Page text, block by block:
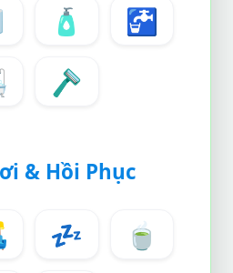
🧴
🚰
🪒
& Hồi Phục
💤
🍵